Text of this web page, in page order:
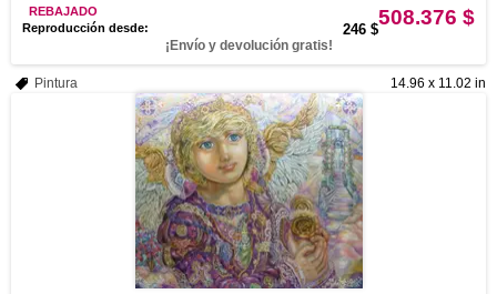
508.376 $
REBAJADO
Reproducción desde:
246 $
¡Envío y devolución gratis!
14.96 x 11.02 in
Pintura